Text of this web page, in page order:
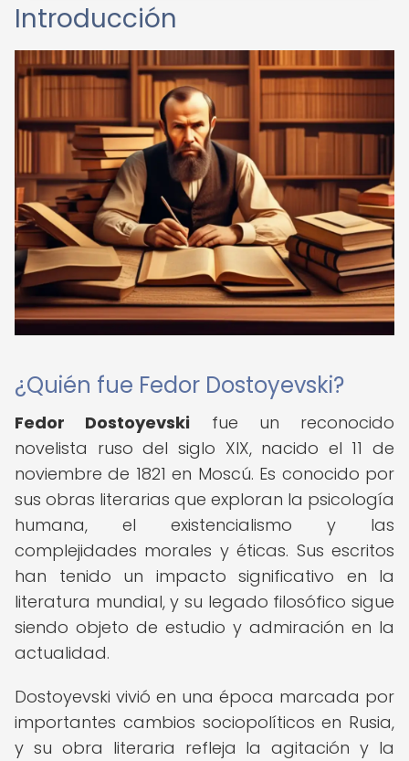
Introducción
¿Quién fue Fedor Dostoyevski?
Fedor Dostoyevski fue un reconocido
novelista ruso del siglo XIX, nacido el 11 de
noviembre de 1821 en Moscú. Es conocido por
sus obras literarias que exploran la psicología
humana, el existencialismo y las
complejidades morales y éticas. Sus escritos
han tenido un impacto significativo en la
literatura mundial, y su legado filosófico sigue
siendo objeto de estudio y admiración en la
actualidad.
Dostoyevski vivió en una época marcada por
importantes cambios sociopolíticos en Rusia,
y su obra literaria refleja la agitación y la